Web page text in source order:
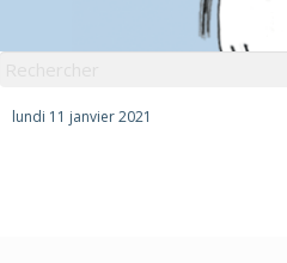
lundi 11 janvier 2021